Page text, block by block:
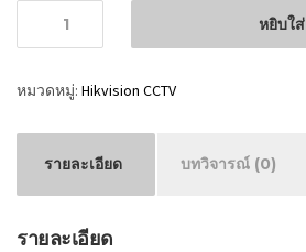
หยิบใ
หมวดหมู่: Hikvision CCTV
รายละเอียด บทวิจารณ์ (0)
รายละเอียด